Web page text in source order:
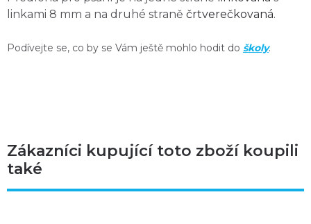
linkami 8 mm a na druhé straně črtverečkovaná.
Podívejte se, co by se Vám ještě mohlo hodit do školy.
Zákazníci kupující toto zboží koupili
také